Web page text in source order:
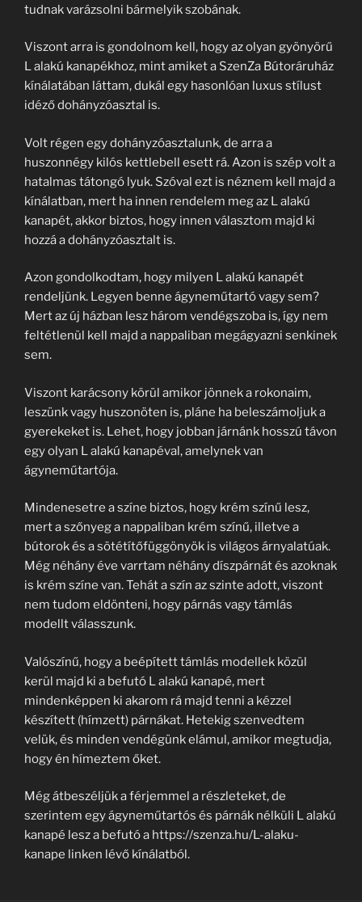
tudnak varázsolni bármelyik szobának.
Viszont arra is gondolnom kell, hogy az olyan gyönyörű
L alakú kanapékhoz, mint amiket a SzenZa Bútoráruház
kínálatában láttam, dukál egy hasonlóan luxus stílust
idéző dohányzóasztal is.
Volt régen egy dohányzóasztalunk, de arra a
huszonnégy kilós kettlebell esett rá. Azon is szép volt a
hatalmas tátongó lyuk. Szóval ezt is néznem kell majd a
kínálatban, mert ha innen rendelem meg az L alakú
kanapét, akkor biztos, hogy innen választom majd ki
hozzá a dohányzóasztalt is.
Azon gondolkodtam, hogy milyen L alakú kanapét
rendeljünk. Legyen benne ágyneműtartó vagy sem?
Mert az új házban lesz három vendégszoba is, így nem
feltétlenül kell majd a nappaliban megágyazni senkinek
sem.
Viszont karácsony körül amikor jönnek a rokonaim,
leszünk vagy huszonöten is, pláne ha beleszámoljuk a
gyerekeket is. Lehet, hogy jobban járnánk hosszú távon
egy olyan L alakú kanapéval, amelynek van
ágyneműtartója.
Mindenesetre a színe biztos, hogy krém színű lesz,
mert a szőnyeg a nappaliban krém színű, illetve a
bútorok és a sötétítőfüggönyök is világos árnyalatúak.
Még néhány éve varrtam néhány díszpárnát és azoknak
is krém színe van. Tehát a szín az szinte adott, viszont
nem tudom eldönteni, hogy párnás vagy támlás
modellt válasszunk.
Valószínű, hogy a beépített támlás modellek közül
kerül majd ki a befutó L alakú kanapé, mert
mindenképpen ki akarom rá majd tenni a kézzel
készített (hímzett) párnákat. Hetekig szenvedtem
velük, és minden vendégünk elámul, amikor megtudja,
hogy én hímeztem őket.
Még átbeszéljük a férjemmel a részleteket, de
szerintem egy ágyneműtartós és párnák nélküli L alakú
kanapé lesz a befutó a https://szenza.hu/L-alaku-
kanape linken lévő kínálatból.